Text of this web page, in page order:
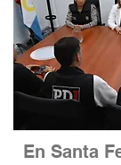
En Santa